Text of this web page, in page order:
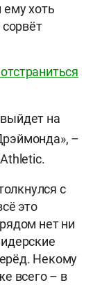
ему хоть
на
–
с
это
нет ни
Некому
всего – в